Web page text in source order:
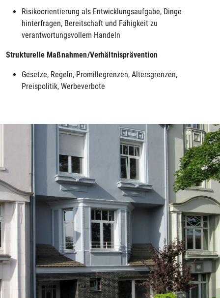
Risikoorientierung als Entwicklungsaufgabe, Dinge
hinterfragen, Bereitschaft und Fähigkeit zu
verantwortungsvollem Handeln
Strukturelle Maßnahmen/Verhältnisprävention
Gesetze, Regeln, Promillegrenzen, Altersgrenzen,
Preispolitik, Werbeverbote